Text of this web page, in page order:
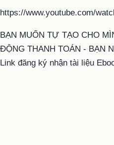
https://www.youtube.com/
BẠN MUỐN TỰ TẠO CHO
ĐỘNG THANH TOÁN - BẠN
Link đăng ký nhận tài liệu